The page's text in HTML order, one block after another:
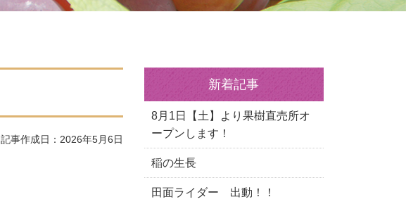
記事作成日：2026年5月6日
新着記事
8月1日【土】より果樹直売所オ
ープンします！
稲の生長
田面ライダー 出動！！